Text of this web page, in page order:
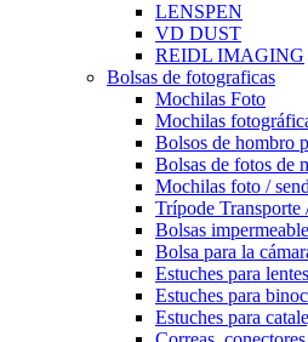
LENSPEN
VD DUST
REIDL IMAGING
Bolsas de fotograficas
Mochilas Foto
Mochilas
Bolsos de hombro
Bolsas de fotos de
Mochilas foto /
Trípode Transporte
Bolsas
Bolsa para la
Estuches para lentes
Estuches para
Estuches para